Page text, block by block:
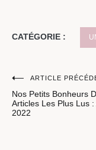
CATÉGORIE :
Navigation
de
ARTICLE
Nos Petits Bonheurs
Articles Les Plus Lus :
2022